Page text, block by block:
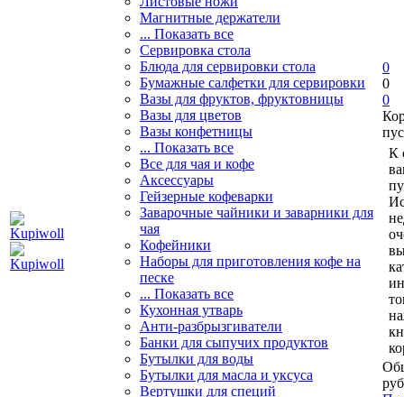
Магнитные держатели
... Показать все
Сервировка стола
Блюда для сервировки стола
Бумажные салфетки для сервировки
Вазы для фруктов, фруктовницы
Вазы для цветов
Вазы конфетницы
... Показать все
Все для чая и кофе
Аксессуары
Гейзерные кофеварки
Заварочные чайники и заварники для
чая
Кофейники
Наборы для приготовления кофе на
песке
... Показать все
Кухонная утварь
Анти-разбрызгиватели
Банки для сыпучих продуктов
Бутылки для воды
Бутылки для масла и уксуса
Вертушки для специй
0
0
0
К